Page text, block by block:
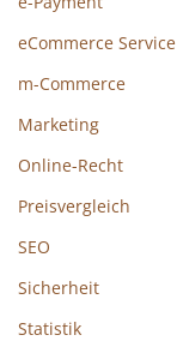
eCommerce Service
m-Commerce
Marketing
Online-Recht
Preisvergleich
SEO
Sicherheit
Statistik